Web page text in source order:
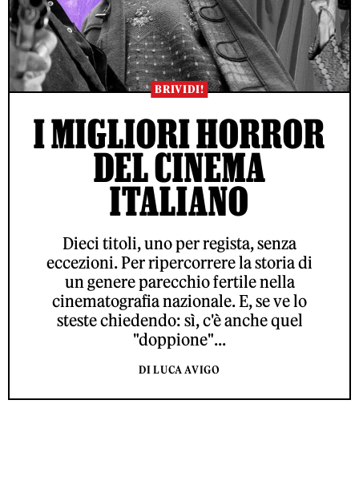
BRIVIDI!
I MIGLIORI HORROR
DEL CINEMA
ITALIANO
Dieci titoli, uno per regista, senza
eccezioni. Per ripercorrere la storia di
un genere parecchio fertile nella
cinematografia nazionale. E, se ve lo
steste chiedendo: sì, c'è anche quel
"doppione"...
DI LUCA AVIGO